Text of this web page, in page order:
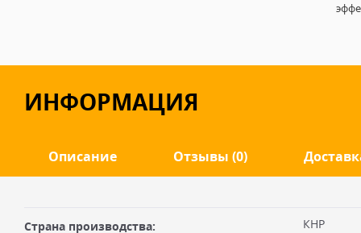
ИНФОРМАЦИЯ
Описание Отзывы (0)
ДОСТАВКА
Страна производства: КНР